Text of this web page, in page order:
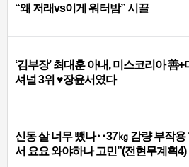
“왜 저래vs이게 워터밤” 시끌
‘김부장’ 최대훈 아내, 미스코리아 善+
셔널 3위 ♥장윤서였다
신동 살 너무 뺐나‥37㎏ 감량 부작용
서 요요 와야하나 고민”(전현무계획4)